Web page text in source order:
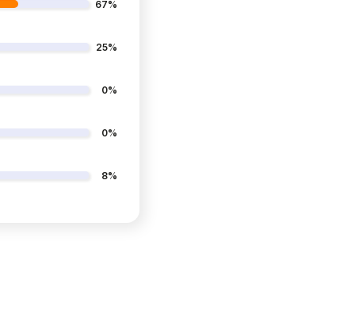
67%
25%
0%
0%
8%